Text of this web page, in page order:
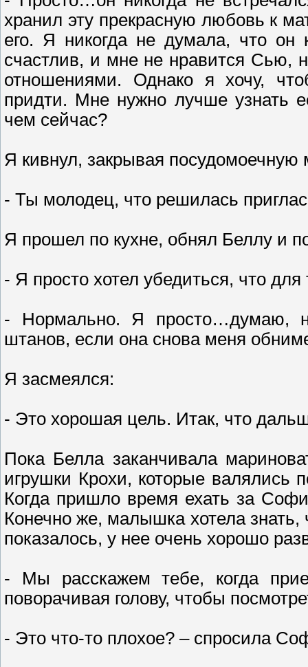
хранил эту прекрасную любовь к
его. Я никогда не думала, что он
счастлив, и мне не нравится Сью,
отношениями. Однако я хочу,
придти. Мне нужно лучше узнать
чем сейчас?
Я кивнул, закрывая
- Ты молодец, что решилась
Я прошел по кухне, обнял Беллу и
- Я просто хотел убедиться, что
- Нормально. Я просто…думаю,
штанов, если она снова меня
Я засмеялся:
- Это хорошая цель. Итак, что
Пока Белла заканчивала
игрушки Крохи, которые валялись
Когда пришло время ехать за
Конечно же, малышка хотела
показалось, у нее очень хорошо
- Мы расскажем тебе, когда
поворачивая голову, чтобы
- Это что-то плохое? – спросила